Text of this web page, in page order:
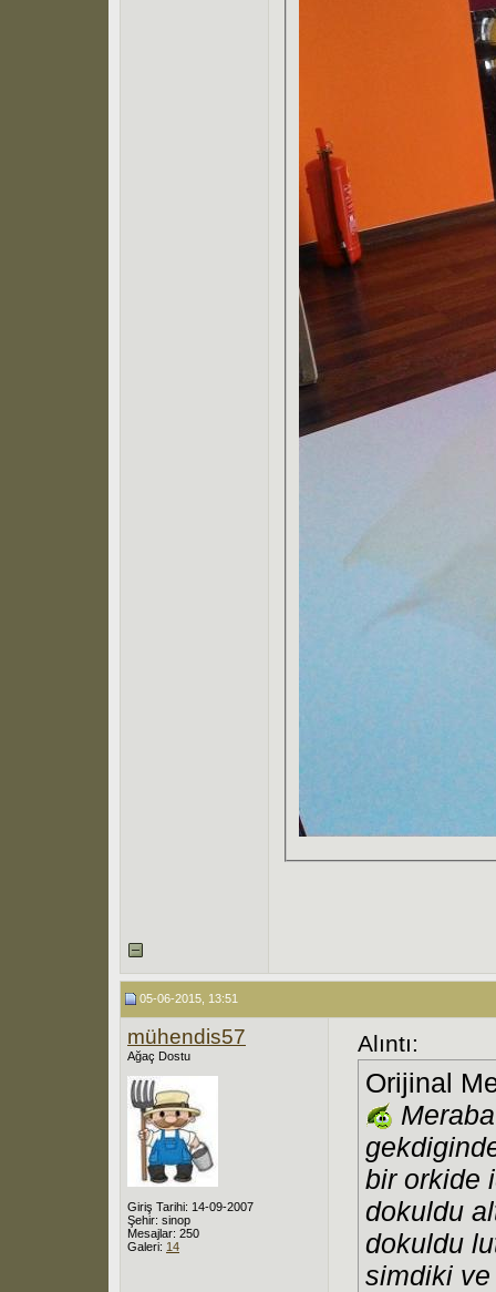
05-06-2015, 13:51
mühendis57
Ağaç Dostu
Giriş Tarihi: 14-09-2007
Şehir: sinop
Mesajlar: 250
Galeri: 14
Alıntı:
Orijinal
bir orkide
dokuldu
dokuldu
simdiki